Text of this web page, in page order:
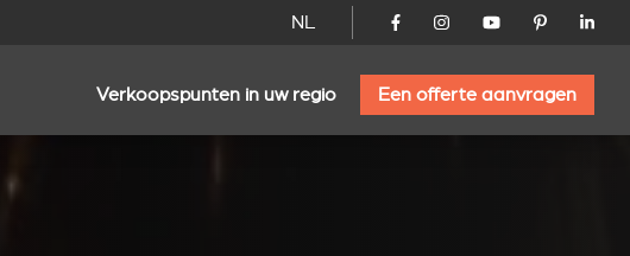
NL
Verkoopspunten in uw regio Een offerte aanvragen